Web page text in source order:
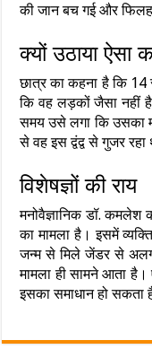
की जान बच गई और
क्यों उठाया ऐसा
छात्र का कहना है कि
कि वह लड़कों जैसा
समय उसे लगा कि उसका
से वह इस द्वंद्व से गुजर रहा
विशेषज्ञों की राय
मनोवैज्ञानिक डॉ. कमलेश
का मामला है। इसमें
जन्म से मिले जेंडर से
मामला ही सामने आता
इसका समाधान हो सकता